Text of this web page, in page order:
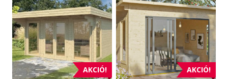
AKCIÓ! AKCIÓ!